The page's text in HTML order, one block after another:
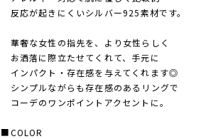
反応が起きにくいシルバー925素材です。
華奢な女性の指先を 、より女性らしく
お洒落に際立たせ てくれて、手元に
インパクト・存在感を与えてくれます◎
シンプルながらも存在感のあるリングで
コーデのワンポイントアクセントに。
■COLOR